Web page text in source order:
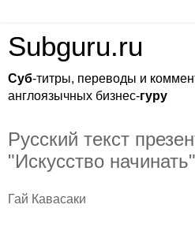
Subguru.ru
Суб-титры, переводы и
англоязычных бизнес-гуру
Русский текст
"Искусство
Гай Кавасаки